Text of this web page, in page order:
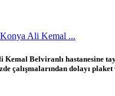
Ali Kemal ...
Kemal Belviranlı hastanesine
çalışmalarından dolayı